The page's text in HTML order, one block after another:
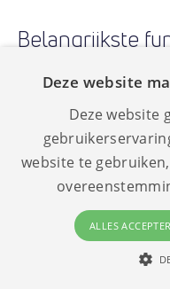
Belangrijkste
De functies van de
real-time
malware en aanvallen.
efficiënt beheer van de
13. Google
Deze website
Deze website
website te
ALLES